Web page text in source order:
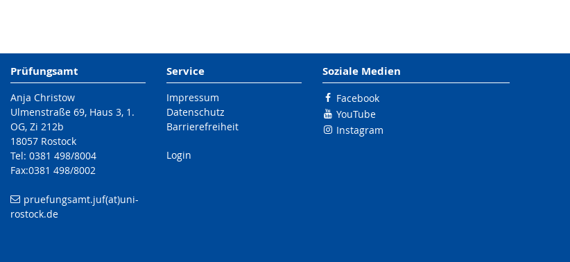
Prüfungsamt
Anja Christow
Ulmenstraße 69, Haus 3, 1.
OG, Zi 212b
18057 Rostock
Tel: 0381 498/8004
Fax:0381 498/8002
pruefungsamt.juf(at)uni-
rostock.de
Service
Impressum
Datenschutz
Barrierefreiheit
Login
Soziale Medien
Facebook
YouTube
Instagram